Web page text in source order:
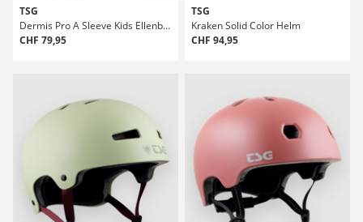
TSG
Dermis Pro A Sleeve Kids Ellenbogenprotektoren
CHF 79,95
TSG
Kraken Solid Color Helm
CHF 94,95